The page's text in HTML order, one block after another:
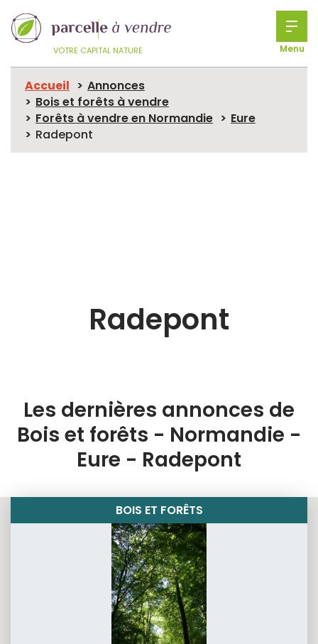
VOTRE CAPITAL NATURE Menu
Accueil
Annonces
Bois et forêts à vendre
Forêts à vendre en Normandie
Eure
Radepont
Radepont
Les dernières annonces de
Bois et forêts - Normandie -
Eure - Radepont
BOIS ET FORÊTS